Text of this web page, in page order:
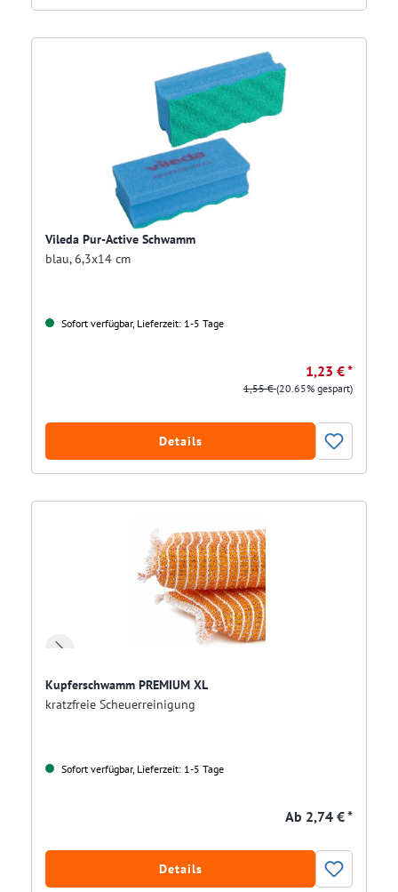
Vileda Pur-Active Schwamm
blau, 6,3x14 cm
Sofort verfügbar, Lieferzeit: 1-5 Tage
1,23 € *
1,55 €(20.65% gespart)
Details
Kupferschwamm PREMIUM XL
kratzfreie Scheuerreinigung
Sofort verfügbar, Lieferzeit: 1-5 Tage
Ab 2,74 € *
Details